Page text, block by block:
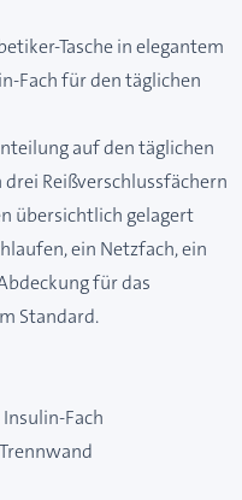
Tasche in elegantem
Fach für den täglichen
auf den täglichen
Reißverschlussfächern
übersichtlich gelagert
ein Netzfach, ein
für das
Standard.
Fach